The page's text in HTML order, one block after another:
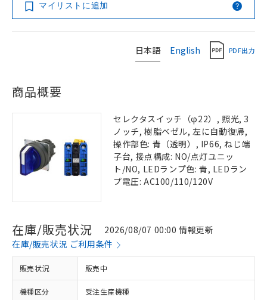
マイリストに追加
日本語 English PDF出力
商品概要
セレクタスイッチ（φ22）, 照光, 3
ノッチ, 樹脂ベゼル, 左に自動復帰,
操作部色: 青（透明）, IP66, ねじ端
子台, 接点構成: NO/点灯ユニッ
ト/NO, LEDランプ色: 青, LEDラン
プ電圧: AC100/110/120V
在庫/販売状況
2026/08/07 00:00 情報更新
在庫/販売状況 ご利用条件
販売状況 販売中
機種区分 受注生産機種